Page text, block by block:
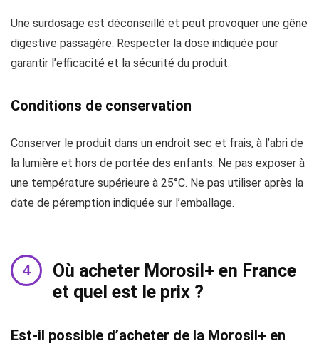
Une surdosage est déconseillé et peut provoquer une gêne
digestive passagère. Respecter la dose indiquée pour
garantir l’efficacité et la sécurité du produit.
Conditions de conservation
Conserver le produit dans un endroit sec et frais, à l’abri de
la lumière et hors de portée des enfants. Ne pas exposer à
une température supérieure à 25°C. Ne pas utiliser après la
date de péremption indiquée sur l’emballage.
Où acheter Morosil+ en France
et quel est le prix ?
Est-il possible d’acheter de la Morosil+ en